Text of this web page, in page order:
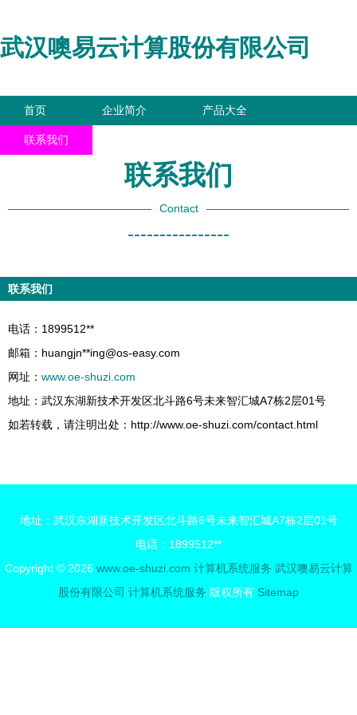
武汉噢易云计算股份有限公司
首页 企业简介 产品大全
联系我们
联系我们
Contact
----------------
联系我们
电话：1899512**
邮箱：huangjn**ing@os-easy.com
网址： www.oe-shuzi.com
地址：武汉东湖新技术开发区北斗路6号未来智汇城A7栋2层01号
如若转载，请注明出处：http://www.oe-shuzi.com/contact.html
地址：武汉东湖新技术开发区北斗路6号未来智汇城A7栋2层01号
电话：1899512**
Copyright © 2026 www.oe-shuzi.com 计算机系统服务 武汉噢易云计算
股份有限公司 计算机系统服务 版权所有 Sitemap